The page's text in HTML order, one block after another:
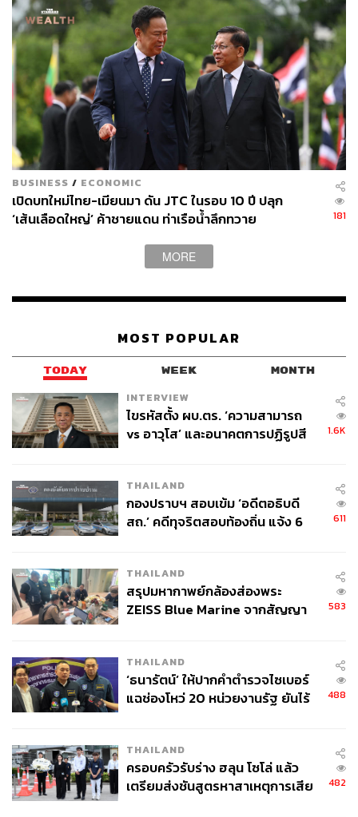
ขณะที่ประเทศคู่ค้าก็เผชิญกับภาวะต้นทุนที่สูงขึ้นเช่นเดียวกัน
ทำให้ผู้ประกอบการจำนวนมากจำเป็นต้องแบกรับภาระ
ต้นทุนส่วนหนึ่งไว้เอง เพื่อรักษาความสามารถในการแข่งขัน
ในตลาดโลกไว้ต่อไป
ข่าวที่เกี่ยวข้อง:
เจาะ ‘เส้นเลือดใหญ่พลังงานโลก’ หากปิดช่องแคบฮอร์
มุซ ไทยมีปริมาณน้ำมันสำรองพอแค่ไหน?
จากทะเลแดงถึง ‘ฮอร์มุซ’ เส้นทางนี้อยู่ตรงไหน สำคัญ
(กับไทย) อย่างไร? เมื่อสงคราม ‘อิหร่าน-อิสราเอล’ ป่ว
สมรภูมิทะเลแดงป่วนค้าโลก! จับตาราคาน้ำมัน สินค้าเ
กษตร และอาหาร หลังต้นทุนขนส่งพุ่ง 4 เท่า
ส.อ.ท. ชี้สัญญาณบวก หนุนเศรษฐกิจไทยครึ่งหลังปี
2569
ด้านพิมพ์ใจ ลี้อิสสระนุกูล ประธานสภาอุตสาหกรรมแห่ง
สันติภาพในตะวันออกกลาง และการเปิดช่องแคบฮอร์มุซให้
เรือพาณิชย์กลับมาเดินเรือได้ว่า
“หากข้อตกลงดังกล่าวสามารถลงนามและนำไปปฏิบัติได้จริง
ในช่วงครึ่งหลังของปี 2569 โดยเฉพาะในด้านเสถียรภาพ
ราคาพลังงาน ต้นทุนการขนส่ง ความเชื่อมั่นทางเศรษฐกิจ
และความต่อเนื่องของห่วงโซ่อุปทานโลก”
โดยช่องแคบฮอร์มุซถือเป็นเส้นทางยุทธศาสตร์ด้านพลังงาน
ที่สำคัญของโลก การกลับมาเปิดเส้นทางเดินเรืออย่าง
ปลอดภัยจะช่วยลดความเสี่ยงด้านอุปทานน้ำมัน ก๊าซ
ธรรมชาติ และวัตถุดิบสำคัญ ซึ่งเป็นต้นทุนหลักของหลาย
ก่อสร้าง อาหารแปรรูป รวมถึงภาคขนส่ง
“ความคืบหน้าการเจรจาสันติภาพครั้งนี้ถือเป็นปัจจัยบวกที่จะ
ช่วยลดแรงกดดันให้กับภาคอุตสาหกรรม หลังผู้ประกอบการ
BUSINESS / ECONOMIC
เปิดบทใหม่ไทย-เมียนมา ดัน JTC ในรอบ 10 ปี ปลุก
‘เส้นเลือดใหญ่’ ค้าชายแดน ท่าเรือน้ำลึกทวาย
181
MORE
MOST POPULAR
TODAY WEEK MONTH
INTERVIEW
ไขรหัสตั้ง ผบ.ตร. ‘ความสามารถ
vs อาวุโส’ และอนาคตการปฏิรูปสี
1.6K
THAILAND
กองปราบฯ สอบเข้ม ‘อดีตอธิบดี
สถ.’ คดีทุจริตสอบท้องถิ่น แจ้ง 6
611
THAILAND
สรุปมหากาพย์กล้องส่องพระ
ZEISS Blue Marine จากสัญญา
จ่ายหนี้-แอบระบุแบรนด์
583
THAILAND
‘ธนารัตน์’ ให้ปากคำตำรวจไซเบอร์
แฉช่องโหว่ 20 หน่วยงานรัฐ ยันไร้
488
THAILAND
ครอบครัวรับร่าง ฮลุน โซโล่ แล้ว
เตรียมส่งชันสูตรหาสาเหตุการเสีย
482